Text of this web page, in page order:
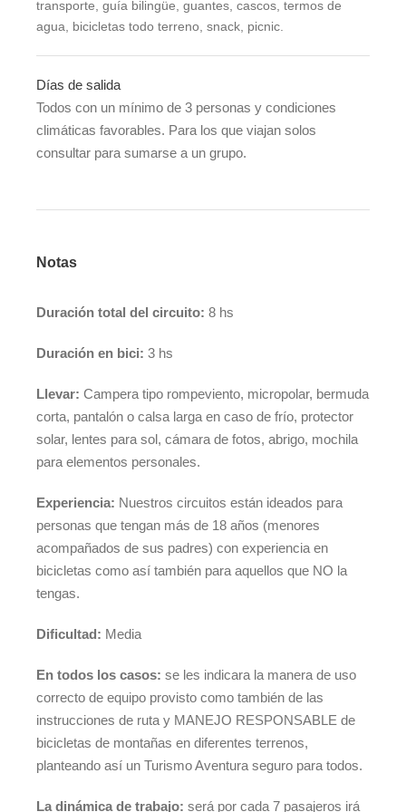
transporte, guía bilingüe, guantes, cascos, termos de
agua, bicicletas todo terreno, snack, picnic.
Días de salida
Todos con un mínimo de 3 personas y condiciones
climáticas favorables. Para los que viajan solos
consultar para sumarse a un grupo.
Notas
Duración total del circuito: 8 hs
Duración en bici: 3 hs
Llevar: Campera tipo rompeviento, micropolar, bermuda
corta, pantalón o calsa larga en caso de frío, protector
solar, lentes para sol, cámara de fotos, abrigo, mochila
para elementos personales.
Experiencia: Nuestros circuitos están ideados para
personas que tengan más de 18 años (menores
acompañados de sus padres) con experiencia en
bicicletas como así también para aquellos que NO la
tengas.
Dificultad: Media
En todos los casos: se les indicara la manera de uso
correcto de equipo provisto como también de las
instrucciones de ruta y MANEJO RESPONSABLE de
bicicletas de montañas en diferentes terrenos,
planteando así un Turismo Aventura seguro para todos.
La dinámica de trabajo: será por cada 7 pasajeros irá